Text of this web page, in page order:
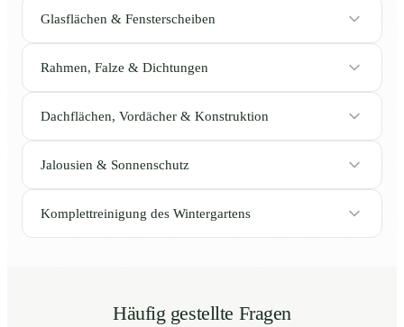
Glasflächen & Fensterscheiben
Rahmen, Falze & Dichtungen
Dachflächen, Vordächer & Konstruktion
Jalousien & Sonnenschutz
Komplettreinigung des Wintergartens
Häufig gestellte Fragen